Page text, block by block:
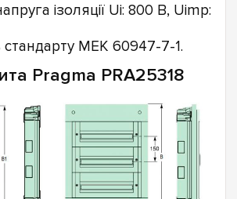
ізоляції Ui: 800 В, Uimp:
стандарту МЕК 60947-7-1.
Pragma PRA25318